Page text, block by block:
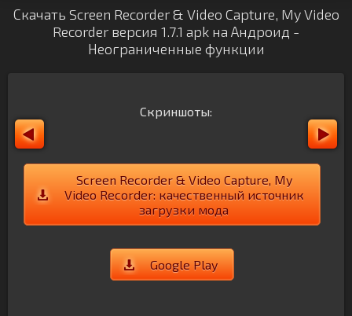
Скачать Screen Recorder & Video Capture, My Video
Recorder версия 1.7.1 apk на Андроид -
Неограниченные функции
Скриншоты:
Screen Recorder & Video Capture, My
Video Recorder: качественный источник
загрузки мода
Google Play